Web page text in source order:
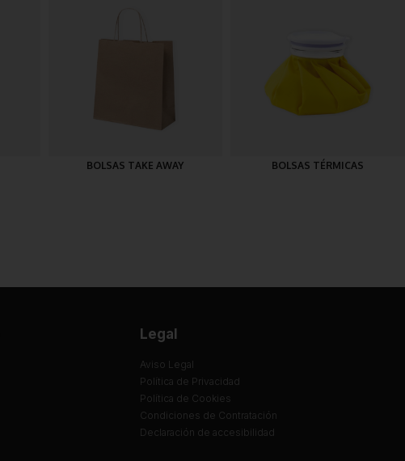
BOLSAS TAKE AWAY BOLSAS TÉRMICAS
Legal
Aviso Legal
Política de Privacidad
Política de Cookies
Condiciones de Contratación
Declaración de accesibilidad